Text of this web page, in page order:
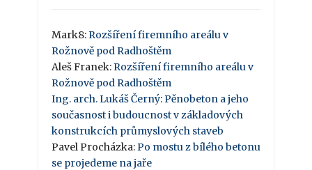
Mark8: Rozšíření firemního areálu v
Rožnově pod Radhoštěm
Aleš Franek: Rozšíření firemního areálu v
Rožnově pod Radhoštěm
Ing. arch. Lukáš Černý: Pěnobeton a jeho
současnost i budoucnost v základových
konstrukcích průmyslových staveb
Pavel Procházka: Po mostu z bílého betonu
se projedeme na jaře